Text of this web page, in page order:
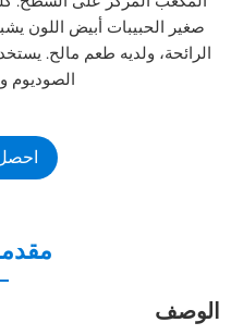
صغير الحبيبات أبيض اللون
الصوديوم
الوصف